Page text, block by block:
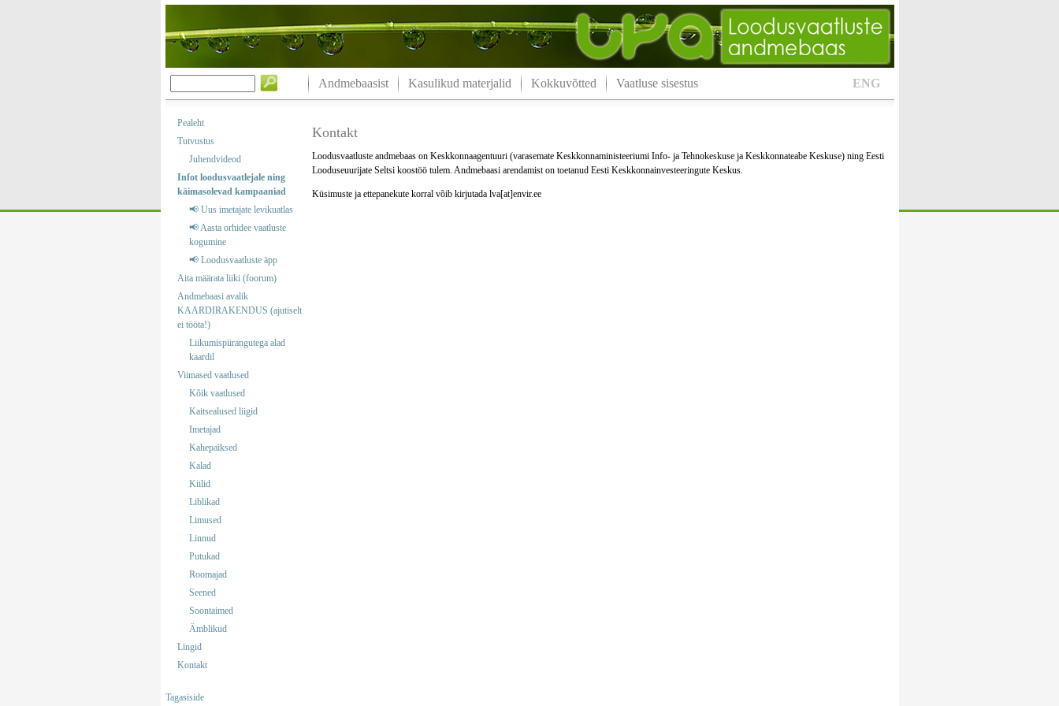
ENG
Andmebaasist Kasulikud materjalid Kokkuvõtted Vaatluse sisestus
Pealeht
Tutvustus
Juhendvideod
Infot loodusvaatlejale ning
käimasolevad kampaaniad
📢 Uus imetajate levikuatlas
📢 Aasta orhidee vaatluste
kogumine
📢 Loodusvaatluste äpp
Aita määrata liiki (foorum)
Andmebaasi avalik
KAARDIRAKENDUS (ajutiselt
ei tööta!)
Liikumispiirangutega alad
kaardil
Viimased vaatlused
Kõik vaatlused
Kaitsealused liigid
Imetajad
Kahepaiksed
Kalad
Kiilid
Liblikad
Limused
Linnud
Putukad
Roomajad
Seened
Soontaimed
Ämblikud
Lingid
Kontakt
Tagasiside
Kontakt
Loodusvaatluste andmebaas on Keskkonnaagentuuri (varasemate Keskkonnaministeeriumi Info- ja Tehnokeskuse ja Keskkonnateabe Keskuse) ning Eesti
Looduseuurijate Seltsi koostöö tulem. Andmebaasi arendamist on toetanud Eesti Keskkonnainvesteeringute Keskus.
Küsimuste ja ettepanekute korral võib kirjutada lva[at]envir.ee